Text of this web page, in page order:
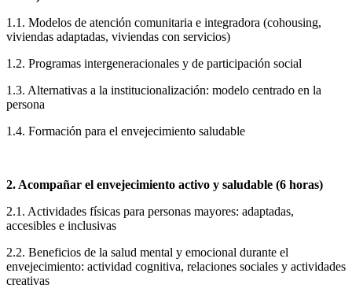
1.1. Modelos de atención comunitaria e integradora (cohousing,
viviendas adaptadas, viviendas con servicios)
1.2. Programas intergeneracionales y de participación social
1.3. Alternativas a la institucionalización: modelo centrado en la
persona
1.4. Formación para el envejecimiento saludable
2. Acompañar el envejecimiento activo y saludable (6 horas)
2.1. Actividades físicas para personas mayores: adaptadas,
accesibles e inclusivas
2.2. Beneficios de la salud mental y emocional durante el
envejecimiento: actividad cognitiva, relaciones sociales y actividades
creativas